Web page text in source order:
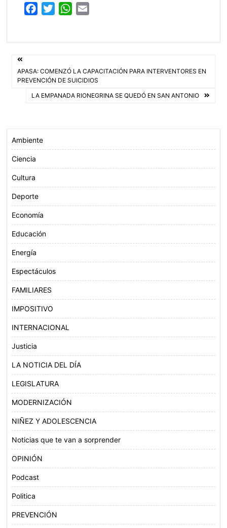
o
k
e
W
A
p
Navegación
de
entradas
APASA: COMENZÓ LA CAPACITACIÓN PARA INTERVENTORES EN
PREVENCIÓN DE SUICIDIOS
LA EMPANADA RIONEGRINA SE QUEDÓ EN SAN ANTONIO
Ambiente
Ciencia
Cultura
Deporte
Economía
Educación
Energía
Espectáculos
FAMILIARES
IMPOSITIVO
INTERNACIONAL
Justicia
LA NOTICIA DEL DÍA
LEGISLATURA
MODERNIZACIÓN
NIÑEZ Y ADOLESCENCIA
Noticias que te van a sorprender
OPINIÓN
Podcast
Politica
PREVENCIÓN